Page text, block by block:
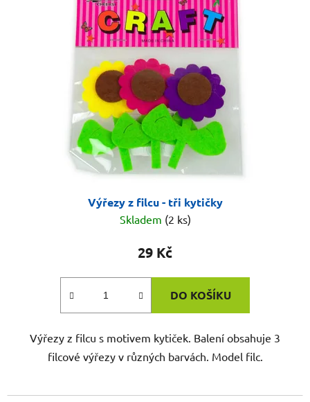
Výřezy z filcu - tři kytičky
Skladem (2 ks)
29 Kč
DO KOŠÍKU
Výřezy z filcu s motivem kytiček. Balení obsahuje 3
filcové výřezy v různých barvách. Model filc.